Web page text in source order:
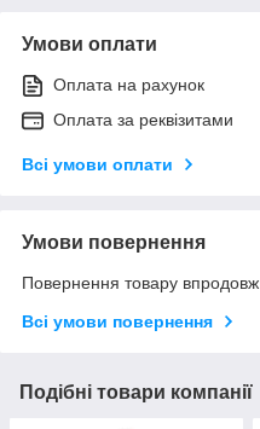
Умови оплати
Оплата на рахунок
Оплата за реквізитами
Всі умови оплати
Умови повернення
Повернення товару
Всі умови повернення
Подібні товари компанії